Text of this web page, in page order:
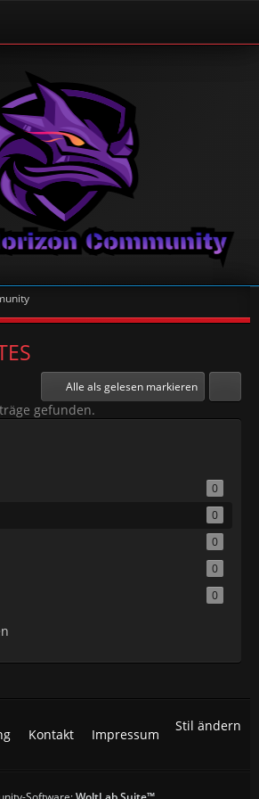
Alle als gelesen markieren
gefunden.
0
0
0
0
0
Stil ändern
Kontakt Impressum